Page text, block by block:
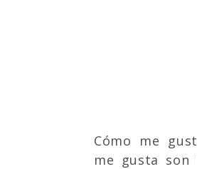
Cómo me
me gusta son